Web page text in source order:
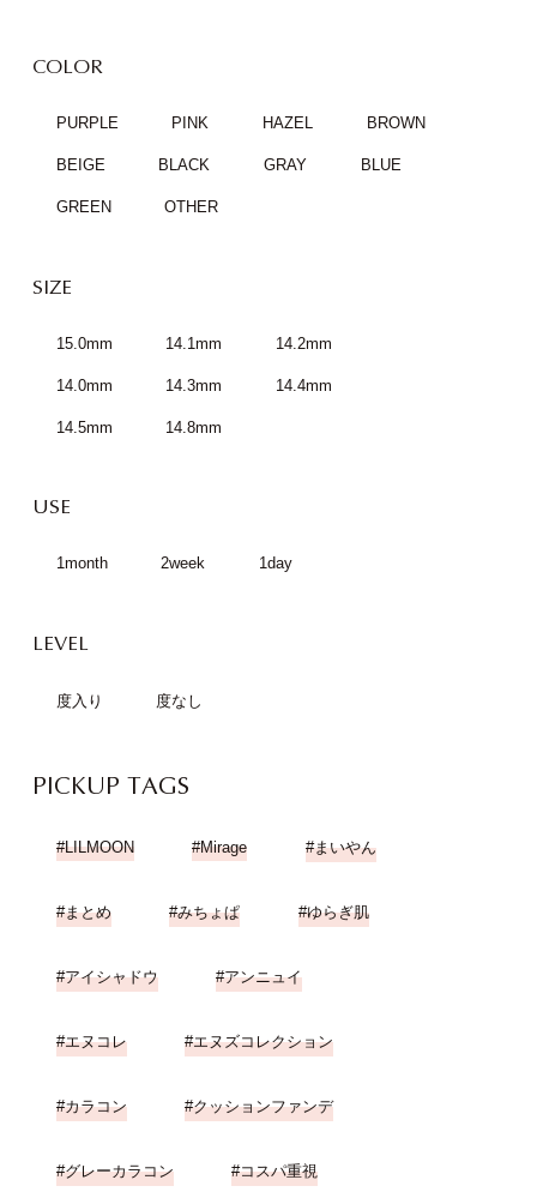
COLOR
PURPLE PINK HAZEL BROWN
BEIGE BLACK GRAY BLUE
GREEN OTHER
SIZE
15.0mm 14.1mm 14.2mm
14.0mm 14.3mm 14.4mm
14.5mm 14.8mm
USE
1month 2week 1day
LEVEL
度入り 度なし
PICKUP TAGS
LILMOON Mirage まいやん
まとめ みちょぱ ゆらぎ肌
アイシャドウ アンニュイ
エヌコレ エヌズコレクション
カラコン クッションファンデ
グレーカラコン コスパ重視